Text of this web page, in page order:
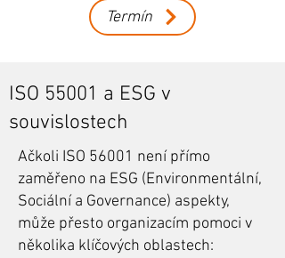
Termín
ISO 55001 a ESG v
souvislostech
Ačkoli ISO 56001 není přímo
zaměřeno na ESG (Environmentální,
Sociální a Governance) aspekty,
může přesto organizacím pomoci v
několika klíčových oblastech: